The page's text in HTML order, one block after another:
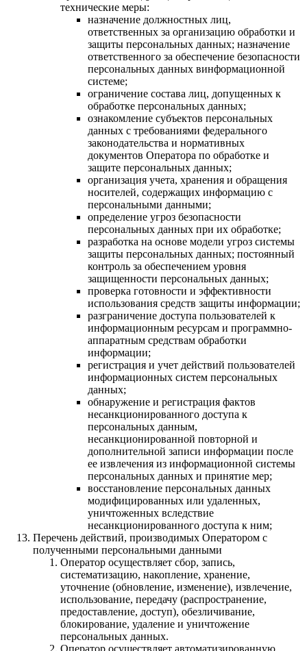
технические меры:
назначение должностных лиц,
ответственных за организацию обработки и
защиты персональных данных; назначение
ответственного за обеспечение безопасности
персональных данных винформационной
системе;
ограничение состава лиц, допущенных к
обработке персональных данных;
ознакомление субъектов персональных
данных с требованиями федерального
законодательства и нормативных
документов Оператора по обработке и
защите персональных данных;
организация учета, хранения и обращения
носителей, содержащих информацию с
персональными данными;
определение угроз безопасности
персональных данных при их обработке;
разработка на основе модели угроз системы
защиты персональных данных; постоянный
контроль за обеспечением уровня
защищенности персональных данных;
проверка готовности и эффективности
использования средств защиты информации;
разграничение доступа пользователей к
информационным ресурсам и программно-
аппаратным средствам обработки
информации;
регистрация и учет действий пользователей
информационных систем персональных
данных;
обнаружение и регистрация фактов
несанкционированного доступа к
персональных данным,
несанкционированной повторной и
дополнительной записи информации после
ее извлечения из информационной системы
персональных данных и принятие мер;
восстановление персональных данных
модифицированных или удаленных,
уничтоженных вследствие
несанкционированного доступа к ним;
Перечень действий, производимых Оператором с
полученными персональными данными
Оператор осуществляет сбор, запись,
систематизацию, накопление, хранение,
уточнение (обновление, изменение), извлечение,
использование, передачу (распространение,
предоставление, доступ), обезличивание,
блокирование, удаление и уничтожение
персональных данных.
Оператор осуществляет автоматизированную